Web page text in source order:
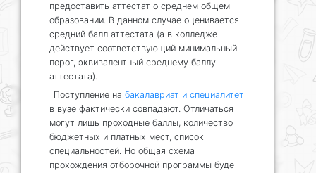
предоставить аттестат о среднем общем
образовании. В данном случае оценивается
средний балл аттестата (а в колледже
действует соответствующий минимальный
порог, эквивалентный среднему баллу
аттестата).
Поступление на бакалавриат и специалитет
в вузе фактически совпадают. Отличаться
могут лишь проходные баллы, количество
бюджетных и платных мест, список
специальностей. Но общая схема
прохождения отборочной программы буде